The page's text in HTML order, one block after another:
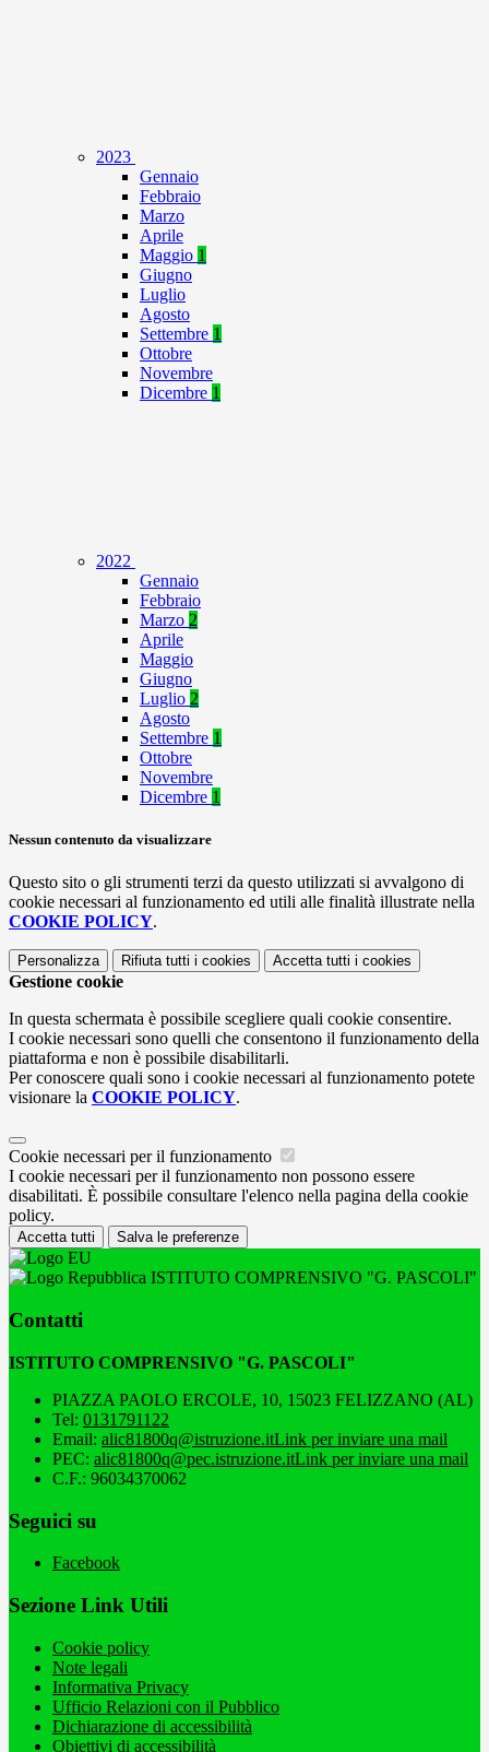
2023
Gennaio
Febbraio
Marzo
Aprile
Maggio 1
Giugno
Luglio
Agosto
Settembre 1
Ottobre
Novembre
Dicembre 1
2022
Gennaio
Febbraio
Marzo 2
Aprile
Maggio
Giugno
Luglio 2
Agosto
Settembre 1
Ottobre
Novembre
Dicembre 1
Nessun contenuto da visualizzare
Questo sito o gli strumenti terzi da questo utilizzati si avvalgono di
cookie necessari al funzionamento ed utili alle finalità illustrate nella
COOKIE POLICY.
Personalizza Rifiuta tutti i cookies Accetta tutti i cookies
Gestione cookie
In questa schermata è possibile scegliere quali cookie consentire.
I cookie necessari sono quelli che consentono il funzionamento della
piattaforma e non è possibile disabilitarli.
Per conoscere quali sono i cookie necessari al funzionamento potete
visionare la COOKIE POLICY.
Cookie necessari per il funzionamento
I cookie necessari per il funzionamento non possono essere
disabilitati. È possibile consultare l'elenco nella pagina della cookie
policy.
Accetta tutti Salva le preferenze
ISTITUTO COMPRENSIVO "G. PASCOLI"
Contatti
ISTITUTO COMPRENSIVO "G. PASCOLI"
PIAZZA PAOLO ERCOLE, 10, 15023 FELIZZANO (AL)
Tel: 0131791122
Email: alic81800q@istruzione.itLink per inviare una mail
PEC: alic81800q@pec.istruzione.itLink per inviare una mail
C.F.: 96034370062
Seguici su
Facebook
Sezione Link Utili
Cookie policy
Note legali
Informativa Privacy
Ufficio Relazioni con il Pubblico
Dichiarazione di accessibilità
Obiettivi di accessibilità